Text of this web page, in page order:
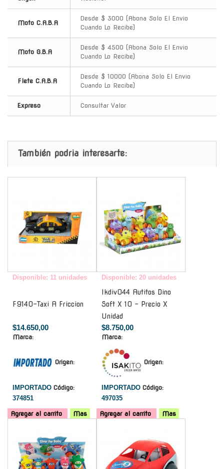
Moto C.A.B.A
Desde $ 3000 (Abona Solo El Envio
Cuando Lo Recibe)
Moto G.B.A
Desde $ 4500 (Abona Solo El Envio
Cuando Lo Recibe)
Flete C.A.B.A
Desde $ 10000 (Abona Solo El Envio
Cuando Lo Recibe)
Expreso Consultar Valor
También podria interesarte:
Disponible: 11 unidades
F9140-Taxi A Friccion
$14.650,00
Marca:
Origen:
IMPORTADO Código:
374851
Agregar al carrito Mas
Disponible: 20 unidades
Ikdiv044 Autitos Dino
Soft X 10 - Precio X
Unidad
$8.750,00
Marca:
Origen:
IMPORTADO Código:
497035
Agregar al carrito
Mas